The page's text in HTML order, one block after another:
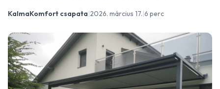
KalmaKomfort csapata|2026. március 17.|6 perc